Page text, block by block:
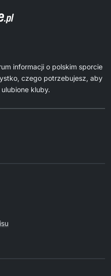
informacji o polskim sporcie
czego potrzebujesz, aby
kluby.